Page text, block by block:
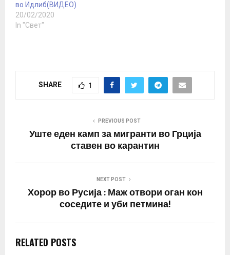
во Идлиб(ВИДЕО)
20/02/2020
In "Свет"
SHARE 1
PREVIOUS POST
Уште еден камп за мигранти во Грција
ставен во карантин
NEXT POST
Хорор во Русија : Маж отвори оган кон
соседите и уби петмина!
RELATED POSTS